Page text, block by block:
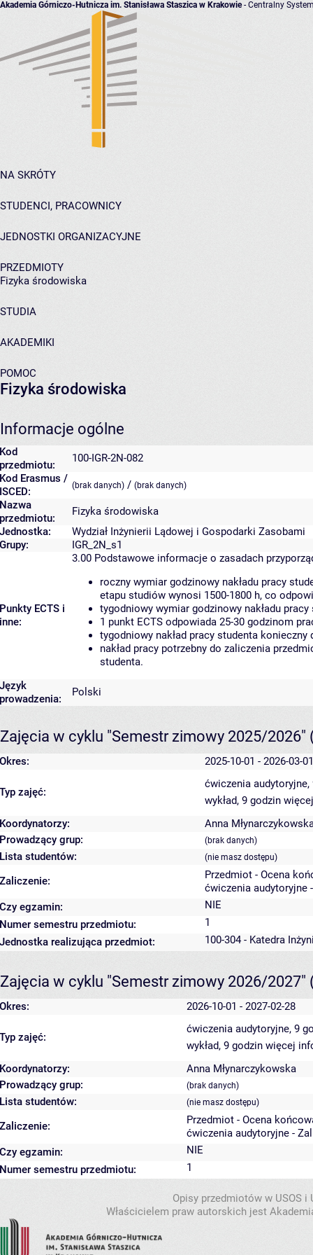
Akademia Górniczo-Hutnicza im. Stanisława Staszica w Krakowie- Centralny
NA SKRÓTY
STUDENCI, PRACOWNICY
JEDNOSTKI ORGANIZACYJNE
PRZEDMIOTY
Fizyka środowiska
STUDIA
AKADEMIKI
POMOC
Fizyka środowiska
Informacje ogólne
Kod
przedmiotu:
100-IGR-2N-082
Kod Erasmus /
ISCED:
(brak danych) / (brak danych)
Nazwa
przedmiotu:
Fizyka środowiska
Jednostka:
Wydział Inżynierii Lądowej i Gospodarki Zasobami
Grupy:
IGR_2N_s1
Punkty ECTS i
inne:
3.00 Podstawowe informacje o zasadach
roczny wymiar godzinowy nakładu pracy
etapu studiów wynosi 1500-1800 h, co
tygodniowy wymiar godzinowy nakładu
1 punkt ECTS odpowiada 25-30 godzinom
tygodniowy nakład pracy studenta
nakład pracy potrzebny do zaliczenia
studenta.
Język
prowadzenia:
Polski
Zajęcia w cyklu "Semestr zimowy 2025/2026"
Okres: 2025-10-01 - 2026-03-01
Typ zajęć:
ćwiczenia
wykład, 9 godzin
Koordynatorzy:
Anna
Prowadzący grup:
(brak danych)
Lista studentów: (nie masz dostępu)
Zaliczenie:
Przedmiot - Ocena
ćwiczenia audytoryjne
Czy egzamin:
NIE
Numer semestru przedmiotu:
1
Jednostka realizująca przedmiot:
100-304 - Katedra
Zajęcia w cyklu "Semestr zimowy 2026/2027"
Okres: 2026-10-01 - 2027-02-28
Typ zajęć:
ćwiczenia audytoryjne, 9
wykład, 9 godzin więcej
Koordynatorzy:
Anna Młynarczykowska
Prowadzący grup:
(brak danych)
Lista studentów: (nie masz dostępu)
Zaliczenie:
Przedmiot - Ocena
ćwiczenia audytoryjne -
Czy egzamin:
NIE
Numer semestru przedmiotu:
1
Opisy przedmiotów w USOS
Właścicielem praw autorskich jest